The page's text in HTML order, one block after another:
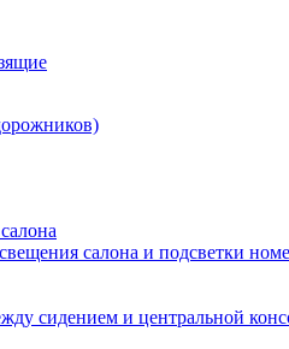
салона и подсветки
сидением и центральной